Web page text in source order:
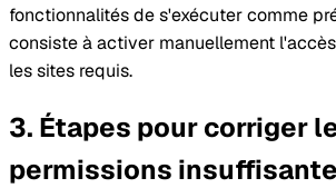
fonctionnalités de s'exécuter comme
consiste à activer manuellement
les sites requis.
Étapes pour corriger
permissions